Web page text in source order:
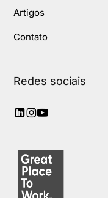
Artigos
Contato
Redes sociais